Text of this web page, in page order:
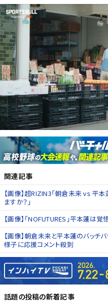
関連記事
【画像】超RIZIN3「朝倉未来 vs 平本蓮 みなさんはどちらが勝利すると予
ますか？」
【画像】「NOFUTURES」平本蓮は覚
【画像】朝倉未来と平本蓮のバッ
様子に応援コメント殺到
話題の投稿の新着記事